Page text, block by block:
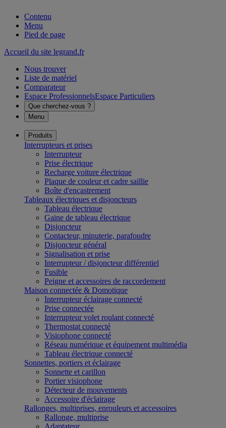
Contenu
Menu
Pied de page
Accueil du site legrand.fr
Nous trouver
Liste de matériel
Comparateur
Espace ProfessionnelsEspace Particuliers
Que cherchez-vous ?
Menu
Produits
Interrupteurs et prises
Interrupteur
Prise électrique
Recharge voiture électrique
Plaque de couleur et cadre saillie
Boîte d'encastrement
Tableaux électriques et disjoncteurs
Tableau électrique
Gaine de tableau électrique
Disjoncteur
Contacteur, minuterie, parafoudre
Disjoncteur général
Signalisation et prise
Interrupteur / disjoncteur différentiel
Fusible
Peigne et accessoires de raccordement
Maison connectée & Domotique
Interrupteur éclairage connecté
Prise connectée
Interrupteur volet roulant connecté
Thermostat connecté
Visiophone connecté
Réseau numérique et équipement multimédia
Tableau électrique connecté
Sonnettes, portiers et éclairage
Sonnette et carillon
Portier visiophone
Détecteur de mouvements
Accessoire d'éclairage
Rallonges, multiprises, enrouleurs et accessoires
Rallonge, multiprise
Adaptateur